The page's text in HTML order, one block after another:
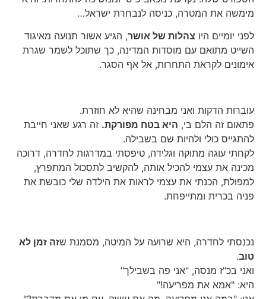
מימשה את המטרה, כניסה לנבחרת ישראל…
לפני יומיים היו צהלות של אושר, הגיע אשור תנועה מאיגוד
השייט מתואם עם מוסדות המדינה, כך שתוכל לשמר שגרת
אימונים לקראת התחרות, אל אף הסגר.
עוברות הדקות ואני מבחינה שהיא לא חוזרת.
פתאום זה הלם בי, היא בטח מפורקת. זה רגע שאני חייבת
להתגייס כולי ולהיות שם בשבילה.
לקחתי עוגה מתוקה וגלידה, טיפסתי במדרגות לחדרה, דרוכה
מכינה את עצמי להכיל אותה, להקשיב לתסכול המתפרץ,
למפולת, הכנתי את עצמי לראות את הילדה שלי כובשת את
פניה בכרית ומתייפחת.
נכנסתי לחדרה, היא שרועה על המיטה, מסמנת שזה זמן לא
טוב.
ואני בכ"ז מנסה, "אני פה בשבילך"
היא: "אמא את מפריעה!"